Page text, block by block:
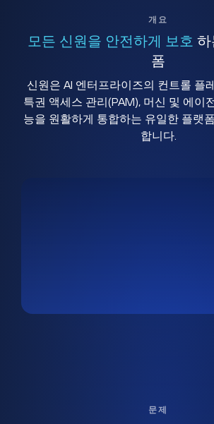
개요
모든 신원을 안전하게 보호 하
폼
신원은 AI 엔터프라이즈의 컨트롤 플
특권 액세스 관리(PAM), 머신 및 에이
능을 원활하게 통합하는 유일한 플랫
합니다.
문제